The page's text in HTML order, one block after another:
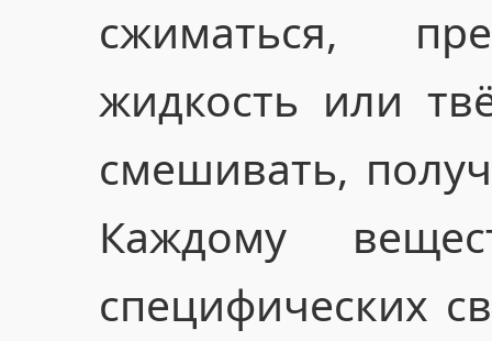
сжиматься,
жидкость или
смешивать,
Каждому
специфических